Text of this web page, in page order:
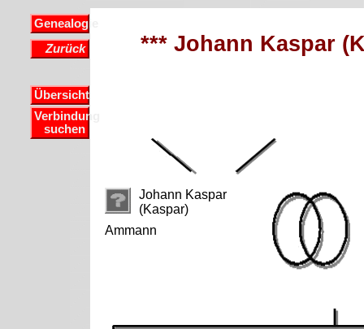
Genealogie
Zurück
Übersicht
Verbindung
suchen
*** Johann Kaspar
Johann Kaspar
(Kaspar)
Ammann